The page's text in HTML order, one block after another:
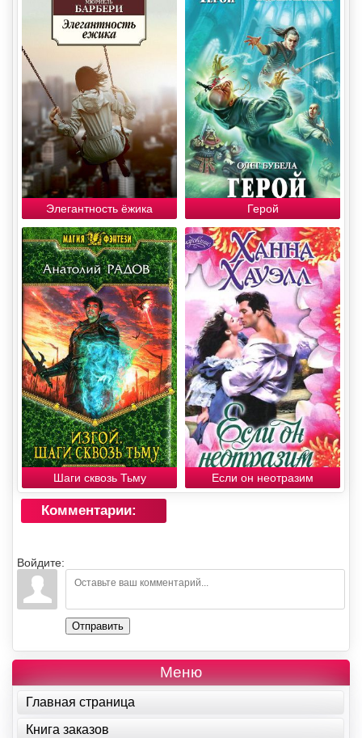
Элегантность ёжика Герой
Шаги сквозь Тьму Если он неотразим
Комментарии:
Войдите:
Отправить
Меню
Главная страница
Книга заказов